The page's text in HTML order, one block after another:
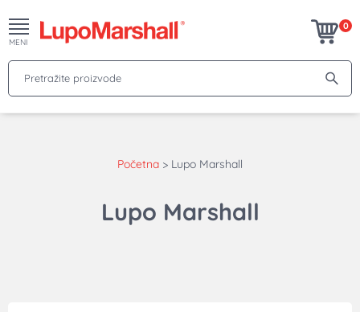
MENI
0
Pretražite proizvode
Početna > Lupo Marshall
Lupo Marshall